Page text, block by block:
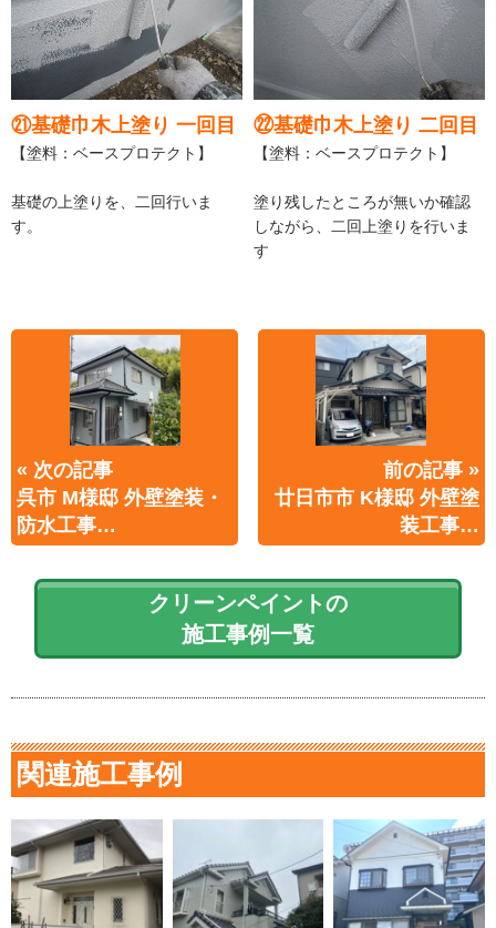
㉑基礎巾木上塗り 一回目
【塗料：ベースプロテクト】
基礎の上塗りを、二回行いま
す。
㉒基礎巾木上塗り 二回目
【塗料：ベースプロテクト】
塗り残したところが無いか確認
しながら、二回上塗りを行いま
す
« 次の記事
呉市 M様邸 外壁塗装・
防水工事…
前の記事 »
廿日市市 K様邸 外壁塗
装工事…
クリーンペイントの
施工事例一覧
関連施工事例